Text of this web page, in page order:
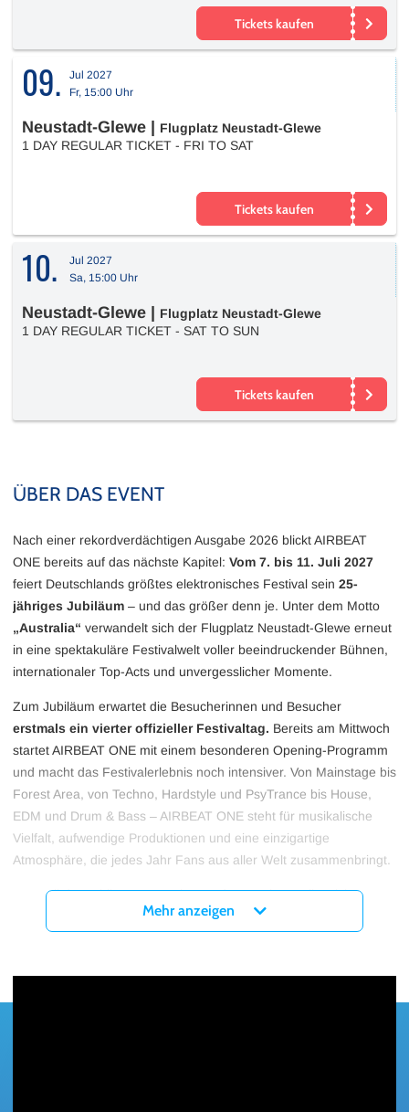
Tickets kaufen
09.
Jul 2027
Fr, 15:00 Uhr
Neustadt-Glewe
Flugplatz Neustadt-Glewe
1 DAY REGULAR TICKET - FRI TO SAT
Tickets kaufen
10.
Jul 2027
Sa, 15:00 Uhr
Neustadt-Glewe
Flugplatz Neustadt-Glewe
1 DAY REGULAR TICKET - SAT TO SUN
Tickets kaufen
ÜBER DAS EVENT
Nach einer rekordverdächtigen Ausgabe 2026 blickt AIRBEAT
ONE bereits auf das nächste Kapitel: Vom 7. bis 11. Juli 2027
feiert Deutschlands größtes elektronisches Festival sein 25-
jähriges Jubiläum – und das größer denn je. Unter dem Motto
„Australia“ verwandelt sich der Flugplatz Neustadt-Glewe erneut
in eine spektakuläre Festivalwelt voller beeindruckender Bühnen,
internationaler Top-Acts und unvergesslicher Momente.
Zum Jubiläum erwartet die Besucherinnen und Besucher
erstmals ein vierter offizieller Festivaltag. Bereits am Mittwoch
startet AIRBEAT ONE mit einem besonderen Opening-Programm
und macht das Festivalerlebnis noch intensiver. Von Mainstage bis
Forest Area, von Techno, Hardstyle und PsyTrance bis House,
EDM und Drum & Bass – AIRBEAT ONE steht für musikalische
Vielfalt, aufwendige Produktionen und eine einzigartige
Atmosphäre, die jedes Jahr Fans aus aller Welt zusammenbringt.
Wer Teil der Jubiläumsausgabe werden möchte, sollte sich
frühzeitig Tickets sichern. AIRBEAT ONE 2027 verspricht ein
Mehr anzeigen